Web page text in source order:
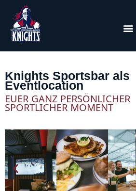
Knights Sportsbar als
Eventlocation
EUER GANZ PERSÖNLICHER
SPORTLICHER MOMENT